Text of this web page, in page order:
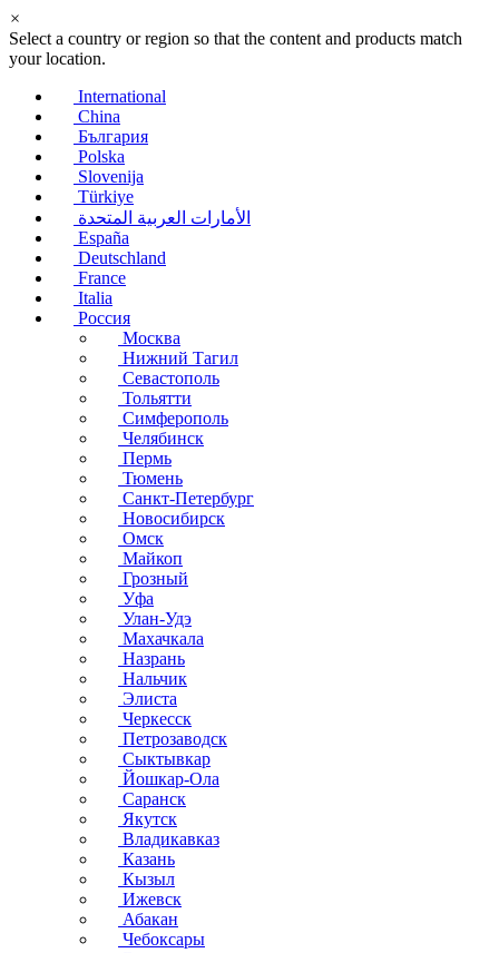
×
Select a country or region so that the content and products match
your location.
International
China
България
Polska
Slovenija
Türkiye
الأمارات العربية المتحدة
España
Deutschland
France
Italia
Россия
Москва
Нижний Тагил
Севастополь
Тольятти
Симферополь
Челябинск
Пермь
Тюмень
Санкт-Петербург
Новосибирск
Омск
Майкоп
Грозный
Уфа
Улан-Удэ
Махачкала
Назрань
Нальчик
Элиста
Черкесск
Петрозаводск
Сыктывкар
Йошкар-Ола
Саранск
Якутск
Владикавказ
Казань
Кызыл
Ижевск
Абакан
Чебоксары